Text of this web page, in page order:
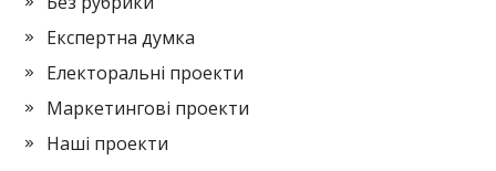
Експертна думка
Електоральні проекти
Маркетингові проекти
Наші проекти